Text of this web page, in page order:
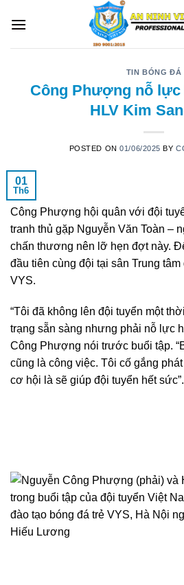
TIN BÓNG ĐÁ
Công Phượng nỗ lực
HLV Kim
POSTED ON01/06/2025 BY
01
Th6
Công Phượng hội quân với đội
tranh thủ gặp Nguyễn Văn Toàn –
chấn thương nên lỡ hẹn đợt này.
đầu tiên cùng đội tại sân Trung
VYS.
“Tôi đã không lên đội tuyển một
trạng sẵn sàng nhưng phải nỗ lực
Công Phượng nói trước buổi tập.
cũng là công việc. Tôi cố gắng
cơ hội là sẽ giúp đội tuyển hết sức”.